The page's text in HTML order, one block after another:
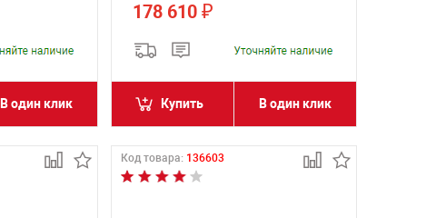
В один клик
178 610₽
Купить В один клик
Код товара: 136603